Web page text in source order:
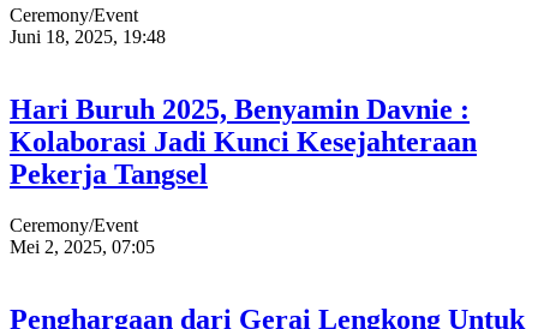
Ceremony/Event
Juni 18, 2025, 19:48
Hari Buruh 2025, Benyamin Davnie :
Kolaborasi Jadi Kunci Kesejahteraan
Pekerja Tangsel
Ceremony/Event
Mei 2, 2025, 07:05
Penghargaan dari Gerai Lengkong Untuk